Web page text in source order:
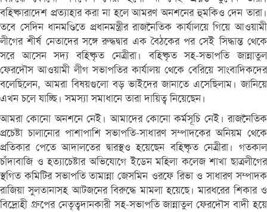
বহিষ্কারাদেশ প্রত্যাহার করা না হলে আমরণ অনশনের হুমকিও দেন তারা।
তবে সেদিন ধানমণ্ডিতে প্রধানমন্ত্রীর রাজনৈতিক কার্যালয়ে গিয়ে আওয়ামী
লীগের শীর্ষ নেতাদের সঙ্গে রুদ্ধদ্বার এক বৈঠকের পর সেই সিদ্ধান্ত থেকে
সরে আসেন সদ্য বহিষ্কৃত নেত্রীরা। বহিষ্কৃত সহ-সভাপতি জান্নাতুল
ফেরদৌস আওয়ামী লীগ সভাপতির কার্যালয় থেকে বেরিয়ে সাংবাদিকদের
বলেছিলেন, আমরা বিষয়গুলো বড় ভাইদের জানাতে এসেছিলাম। জানিয়ে
এখন চলে যাচ্ছি। সমস্যা সমাধানে তারা দায়িত্ব নিয়েছেন।
আমরা কোনো অনশনে নেই। আমাদের কোনো কর্মসূচি নেই। রাজনৈতিক
প্রচেষ্টা চালানোর পাশাপাশি সভাপতি-সাধারণ সম্পাদকের অনিয়ম থেকে
প্রতিকার পেতে আদালতের দ্বারস্থও হয়েছেন বহিষ্কৃত নেত্রীরা। গতকাল
চাঁদাবাজি ও হত্যাচেষ্টার অভিযোগে ইডেন মহিলা কলেজ শাখা ছাত্রলীগের
স্থগিত কমিটির সভাপতি তামান্না জেসমিন ওরফে রিভা ও সাধারণ সম্পাদক
রাজিয়া সুলতানাসহ আটজনের বিরুদ্ধে মামলা হয়েছে। মারধরের শিকার ও
বিদ্রোহী গ্রুপের নেতৃত্বদানকারী সহ-সভাপতি জান্নাতুল ফেরদৌস বাদী হয়ে